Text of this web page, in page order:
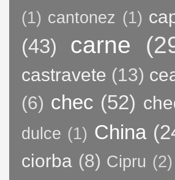
(1) cantonez (1)
(43)
carne
castravete (13)
(6) chec (52)
dulce (1) China
ciorba (8) Cipru (2)